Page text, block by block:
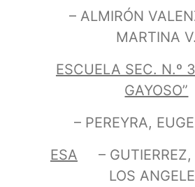
– ALMIRÓN
MARTINA V.
ESCUELA SEC. N.º
GAYOSO”
– PEREYRA,
ESA – GUTIERREZ,
LOS